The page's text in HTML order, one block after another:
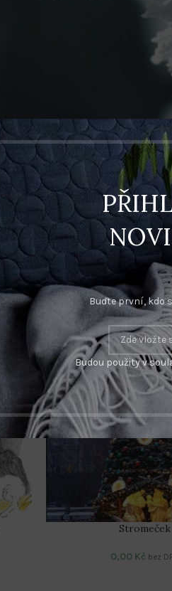
Buďte první, kdo
Budou použity v
Stromeček
0,00 Kč bez